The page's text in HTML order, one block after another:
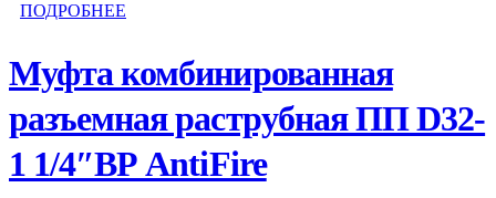
ПОДРОБНЕЕ
Муфта комбинированная
разъемная раструбная ПП D32-
1 1/4″ВР AntiFire